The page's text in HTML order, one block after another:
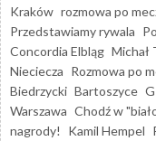
Kraków rozmowa po
Przedstawiamy rywala
Concordia Elbląg Michał
Nieciecza Rozmowa po
Biedrzycki Bartoszyce
Warszawa Chodź w
nagrody!
Kamil Hempel